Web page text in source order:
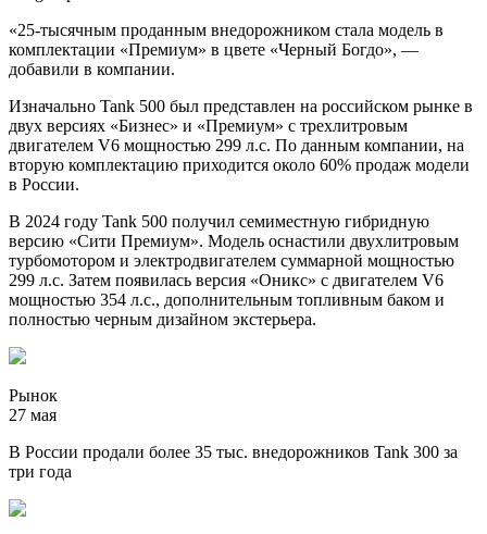
«25-тысячным проданным внедорожником стала модель в
комплектации «Премиум» в цвете «Черный Богдо», —
добавили в компании.
Изначально Tank 500 был представлен на российском рынке в
двух версиях «Бизнес» и «Премиум» с трехлитровым
двигателем V6 мощностью 299 л.с. По данным компании, на
вторую комплектацию приходится около 60% продаж модели
в России.
В 2024 году Tank 500 получил семиместную гибридную
версию «Сити Премиум». Модель оснастили двухлитровым
турбомотором и электродвигателем суммарной мощностью
299 л.с. Затем появилась версия «Оникс» с двигателем V6
мощностью 354 л.с., дополнительным топливным баком и
полностью черным дизайном экстерьера.
Рынок
27 мая
В России продали более 35 тыс. внедорожников Tank 300 за
три года